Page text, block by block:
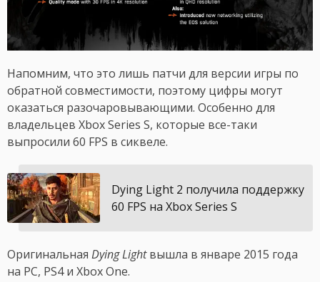
Напомним, что это лишь патчи для версии игры по
обратной совместимости, поэтому цифры могут
оказаться разочаровывающими. Особенно для
владельцев Xbox Series S, которые все-таки
выпросили 60 FPS в сиквеле.
Dying Light 2 получила поддержку
60 FPS на Xbox Series S
Оригинальная Dying Lightвышла в январе 2015 года
на PC, PS4 и Xbox One.